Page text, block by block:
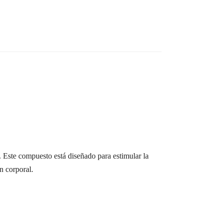
compuesto está diseñado para estimular la
corporal.